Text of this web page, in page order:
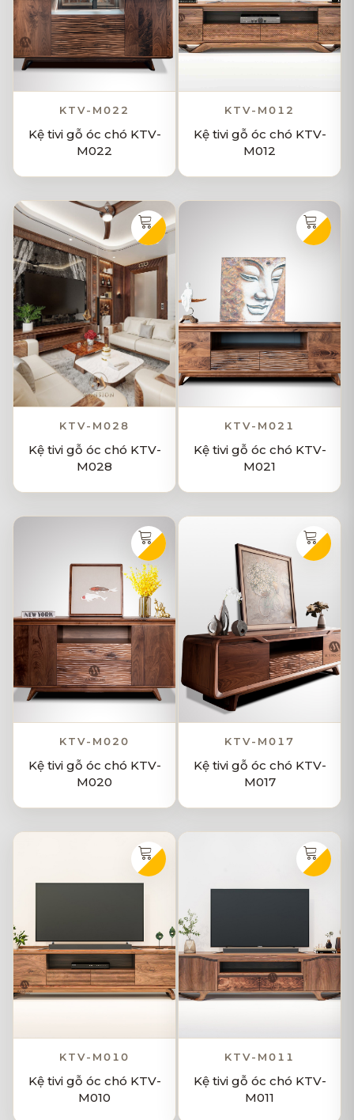
KTV-M022
Kệ tivi gỗ óc chó KTV-
M022
KTV-M012
Kệ tivi gỗ óc chó KTV-
M012
KTV-M028
Kệ tivi gỗ óc chó KTV-
M028
KTV-M021
Kệ tivi gỗ óc chó KTV-
M021
KTV-M020
Kệ tivi gỗ óc chó KTV-
M020
KTV-M017
Kệ tivi gỗ óc chó KTV-
M017
KTV-M010
Kệ tivi gỗ óc chó KTV-
M010
KTV-M011
Kệ tivi gỗ óc chó KTV-
M011